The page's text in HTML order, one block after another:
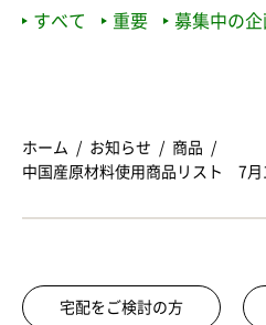
すべて 重要 募集中の企
ホーム お知らせ
商品
中国産原材料使用商品リスト 7月
宅配をご検討の方